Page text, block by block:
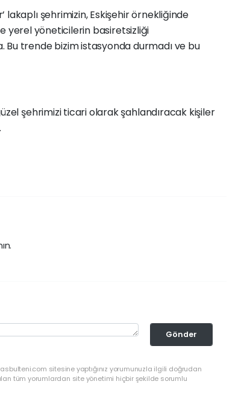
lakaplı şehrimizin, Eskişehir örnekliğinde
yerel yöneticilerin basiretsizliği
trende bizim istasyonda durmadı ve bu
şehrimizi ticari olarak şahlandıracak kişiler
Gönder
sitesine yaptığınız yorumunuzla ilgili doğrudan
tüm yorumlardan site yönetimi hiçbir şekilde sorumlu